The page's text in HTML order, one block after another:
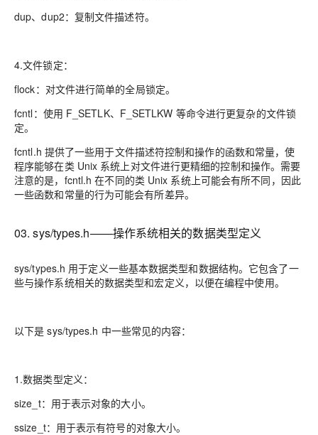
dup、dup2：复制文件描述符。
4.文件锁定：
flock：对文件进行简单的全局锁定。
fcntl：使用 F_SETLK、F_SETLKW 等命令进行更复杂的文件锁
定。
fcntl.h 提供了一些用于文件描述符控制和操作的函数和常量，使
程序能够在类 Unix 系统上对文件进行更精细的控制和操作。需要
注意的是，fcntl.h 在不同的类 Unix 系统上可能会有所不同，因此
一些函数和常量的行为可能会有所差异。
03. sys/types.h——操作系统相关的数据类型定义
sys/types.h 用于定义一些基本数据类型和数据结构。它包含了一
些与操作系统相关的数据类型和宏定义，以便在编程中使用。
以下是 sys/types.h 中一些常见的内容：
1.数据类型定义：
size_t：用于表示对象的大小。
ssize_t：用于表示有符号的对象大小。